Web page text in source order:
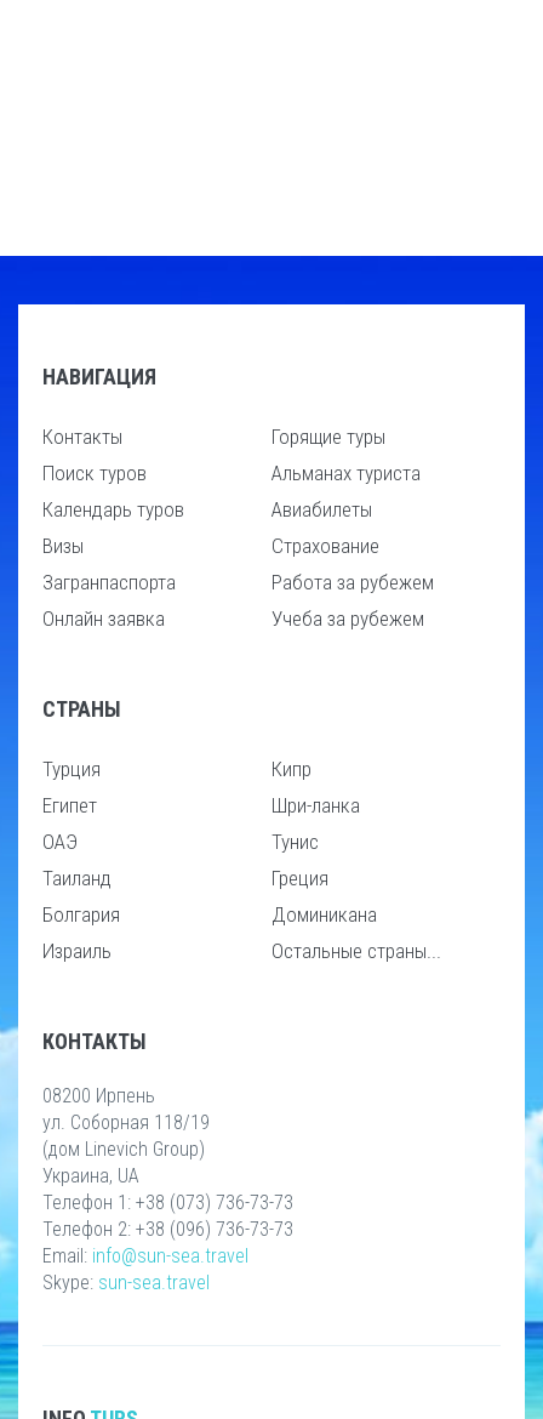
НАВИГАЦИЯ
Контакты
Поиск туров
Календарь туров
Визы
Загранпаспорта
Онлайн заявка
Горящие туры
Альманах туриста
Авиабилеты
Страхование
Работа за рубежем
Учеба за рубежем
СТРАНЫ
Турция
Египет
ОАЭ
Таиланд
Болгария
Израиль
Кипр
Шри-ланка
Тунис
Греция
Доминикана
Остальные страны...
КОНТАКТЫ
08200 Ирпень
ул. Соборная 118/19
(дом Linevich Group)
Украина, UA
Телефон 1: +38 (073) 736-73-73
Телефон 2: +38 (096) 736-73-73
Email: info@sun-sea.travel
Skype: sun-sea.travel